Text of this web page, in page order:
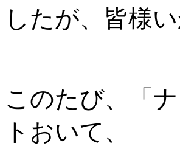
したが、皆様
このたび、「
トおいて、